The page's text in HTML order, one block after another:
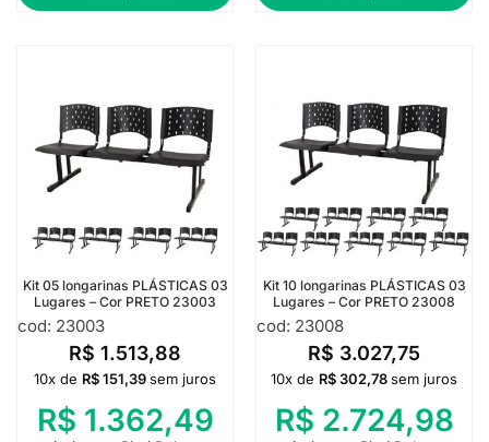
Kit 05 longarinas PLÁSTICAS 03
Lugares – Cor PRETO 23003
cod: 23003
R$ 1.513,88
10x de R$151,39sem juros
R$ 1.362,49
Kit 10 longarinas PLÁSTICAS 03
Lugares – Cor PRETO 23008
cod: 23008
R$ 3.027,75
10x de R$302,78sem juros
R$ 2.724,98